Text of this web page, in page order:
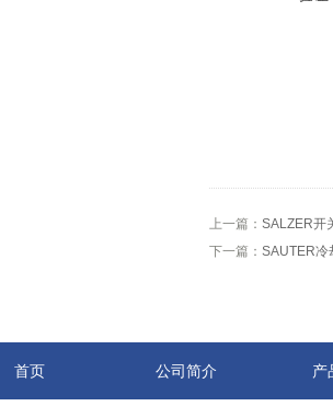
上一篇： SALZER开
下一篇： SAUTER冷
首页 公司简介 产